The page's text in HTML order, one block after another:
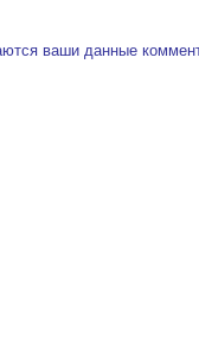
ваши данные